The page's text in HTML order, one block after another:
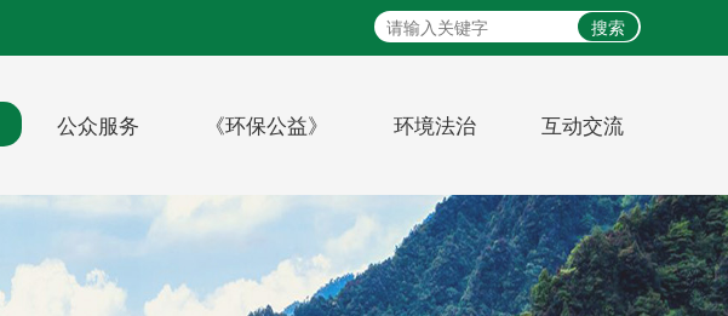
搜索
公众服务 《环保公益》 环境法治 互动交流